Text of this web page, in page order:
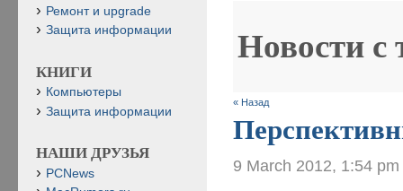
Новости с
« Назад
9 March 2012, 1:54 pm
Ремонт и upgrade
Защита информации
КНИГИ
Компьютеры
Защита информации
НАШИ ДРУЗЬЯ
PCNews